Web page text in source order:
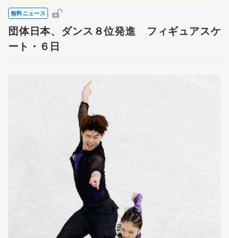
無料ニュース
団体日本、ダンス８位発進 フィギュアスケ
ート・６日